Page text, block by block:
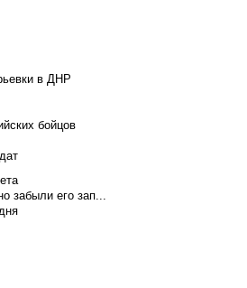
в ДНР
бойцов
забыли его зап...